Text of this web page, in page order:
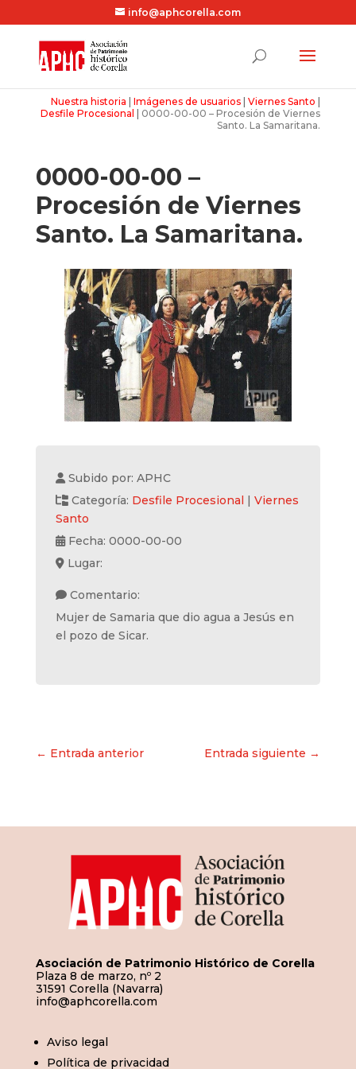
info@aphcorella.com
Nuestra historia |Imágenes de usuarios |Viernes Santo
Desfile Procesional
0000-00-00 – Procesión de Viernes
Santo. La Samaritana.
0000-00-00 –
Procesión de Viernes
Santo. La Samaritana.
Subido por: APHC
Categoría: Desfile Procesional | Viernes
Santo
Fecha: 0000-00-00
Lugar:
Comentario:
Mujer de Samaria que dio agua a Jesús en
el pozo de Sicar.
Navegación
← Entrada anterior Entrada siguiente →
Asociación de Patrimonio Histórico de Corella
Plaza 8 de marzo, nº 2
31591 Corella (Navarra)
info@aphcorella.com
Aviso legal
Política de privacidad